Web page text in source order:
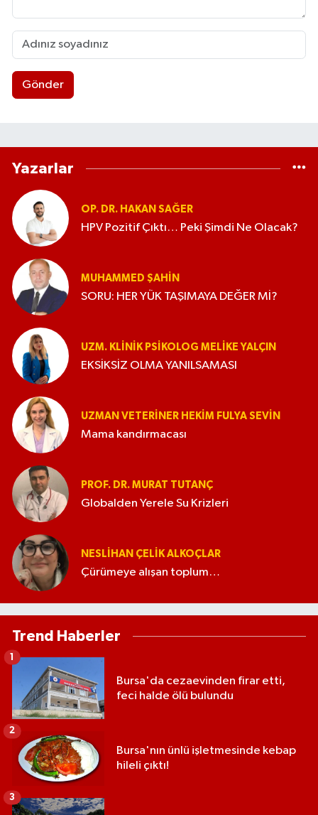
Gönder
Yazarlar
OP. DR. HAKAN SAĞER
HPV Pozitif Çıktı… Peki Şimdi Ne Olacak?
MUHAMMED ŞAHIN
SORU: HER YÜK TAŞIMAYA DEĞER Mİ?
UZM. KLINIK PSIKOLOG MELIKE YALÇIN
EKSİKSİZ OLMA YANILSAMASI
UZMAN VETERINER HEKIM FULYA SEVİN
Mama kandırmacası
PROF. DR. MURAT TUTANÇ
Globalden Yerele Su Krizleri
NESLIHAN ÇELIK ALKOÇLAR
Çürümeye alışan toplum…
Trend Haberler
Bursa'da cezaevinden firar etti,
feci halde ölü bulundu
1
Bursa'nın ünlü işletmesinde kebap
hileli çıktı!
2
3